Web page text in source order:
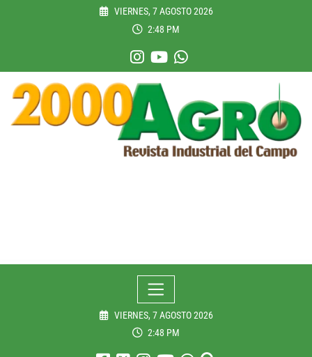
VIERNES, 7 AGOSTO 2026
2:48 PM
VIERNES, 7 AGOSTO 2026
2:48 PM